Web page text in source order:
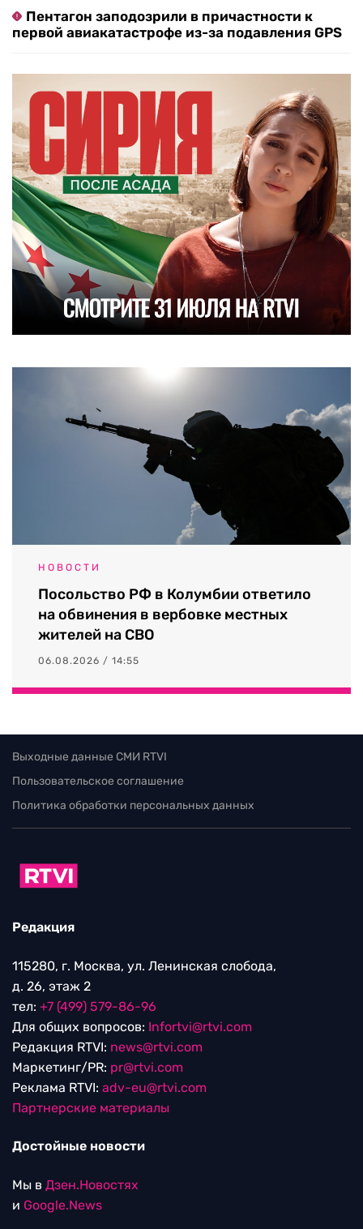
Пентагон заподозрили в причастности к
первой авиакатастрофе из-за подавления GPS
НОВОСТИ
Посольство РФ в Колумбии ответило
на обвинения в вербовке местных
жителей на СВО
06.08.2026 / 14:55
Выходные данные СМИ RTVI
Пользовательское соглашение
Политика обработки персональных данных
Редакция
115280, г. Москва, ул. Ленинская слобода,
д. 26, этаж 2
тел: +7 (499) 579-86-96
Для общих вопросов: Infortvi@rtvi.com
Редакция RTVI: news@rtvi.com
Маркетинг/PR: pr@rtvi.com
Реклама RTVI: adv-eu@rtvi.com
Партнерские материалы
Достойные новости
Мы в Дзен.Новостях
и Google.News